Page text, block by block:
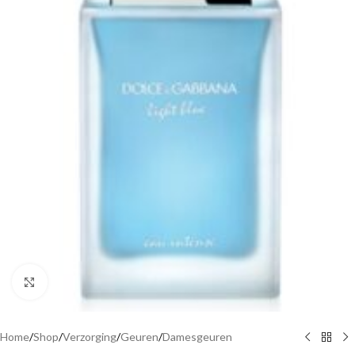
Home/Shop/Verzorging/Geuren/Damesgeuren